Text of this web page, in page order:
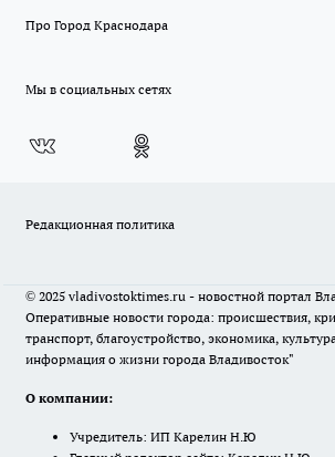
Про Город Краснодара
Мы в социальных сетях
Редакционная политика
© 2025 vladivostoktimes.ru - новостной портал
Оперативные новости города: происшествия,
транспорт, благоустройство, экономика,
информация о жизни города Владивосток"
О компании:
Учредитель: ИП Карелин Н.Ю